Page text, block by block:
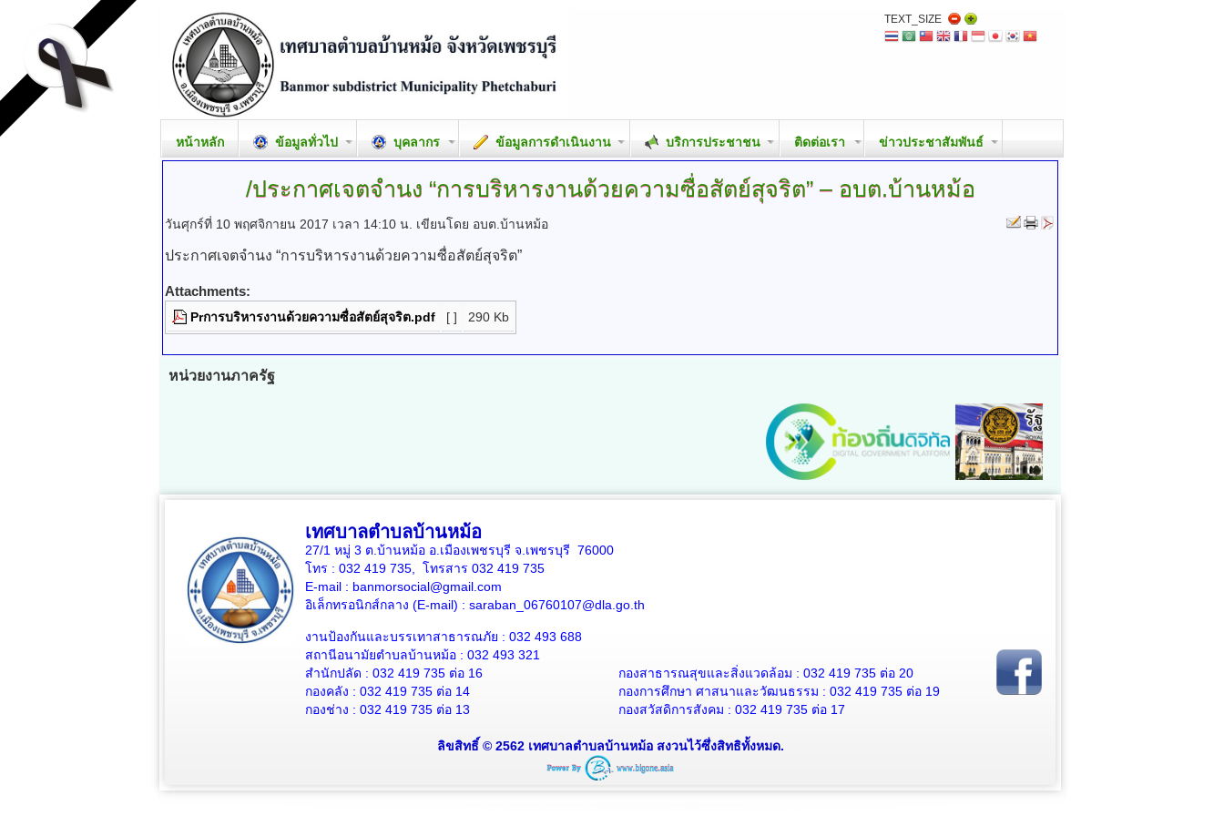
TEXT_SIZE
หน้าหลัก ข้อมูลทั่วไป บุคลากร ข้อมูลการดำเนินงาน บริการประชาชน ติดต่อเรา ข่าวประชาสัมพันธ์
/ประกาศเจตจำนง “การบริหารงานด้วยความซื่อสัตย์สุจริต” – อบต.บ้านหม้อ
วันศุกร์ที่ 10 พฤศจิกายน 2017 เวลา 14:10 น. เขียนโดย อบต.บ้านหม้อ
ประกาศเจตจำนง “การบริหารงานด้วยความซื่อสัตย์สุจริต”
Attachments:
Prการบริหารงานด้วยความซื่อสัตย์สุจริต.pdf [ ] 290 Kb
หน่วยงานภาครัฐ
เทศบาลตำบลบ้านหม้อ
27/1 หมู่ 3 ต.บ้านหม้อ อ.เมืองเพชรบุรี จ.เพชรบุรี 76000
โทร : 032 419 735, โทรสาร 032 419 735
E-mail : banmorsocial@gmail.com
อิเล็กทรอนิกส์กลาง (E-mail) : saraban_06760107@dla.go.th
งานป้องกันและบรรเทาสาธารณภัย : 032 493 688
สถานีอนามัยตำบลบ้านหม้อ : 032 493 321
สำนักปลัด : 032 419 735 ต่อ 16
กองคลัง : 032 419 735 ต่อ 14
กองช่าง : 032 419 735 ต่อ 13
กองสาธารณสุขและสิ่งแวดล้อม : 032 419 735 ต่อ 20
กองการศึกษา ศาสนาและวัฒนธรรม : 032 419 735 ต่อ 19
กองสวัสดิการสังคม : 032 419 735 ต่อ 17
ลิขสิทธิ์ © 2562 เทศบาลตำบลบ้านหม้อ สงวนไว้ซึ่งสิทธิทั้งหมด.